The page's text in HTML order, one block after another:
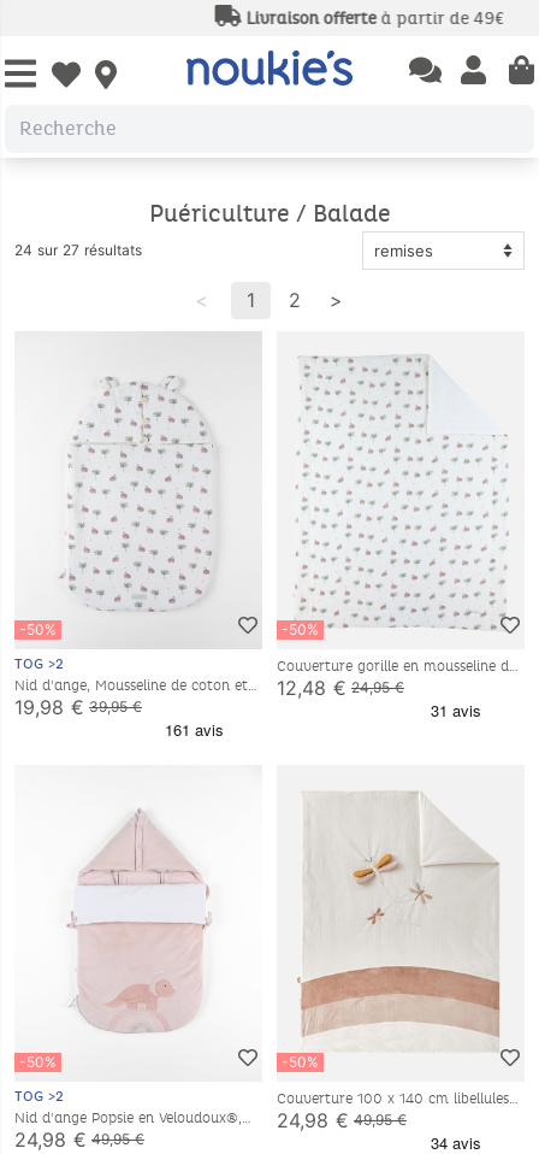
Livraison offerteà partir de 49€
Open wishlist Open
Open
Puériculture / Balade
24 sur 27 résultats
< 1 2 >
-50%
TOG >2
Nid d'ange, Mousseline de coton et
jersey
19,98 € 39,95 €
-50%
Couverture gorille en mousseline de
coton, écru
12,48 € 24,95 €
-50%
TOG >2
Nid d'ange Popsie en Veloudoux®,
rose poudré
24,98 € 49,95 €
-50%
Couverture 100 x 140 cm libellules
en Veloudoux®, écru
24,98 € 49,95 €